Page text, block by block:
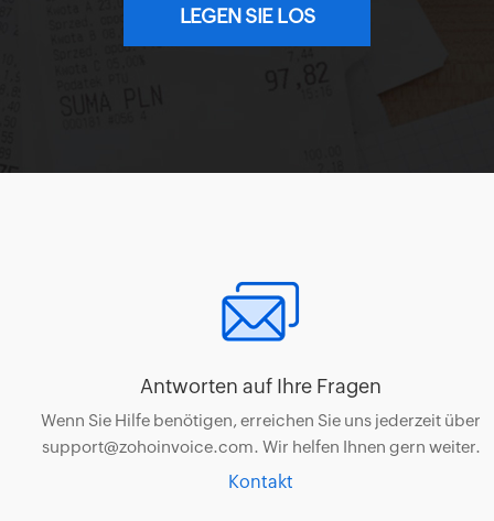
LEGEN SIE LOS
Antworten auf Ihre Fragen
Wenn Sie Hilfe benötigen, erreichen Sie uns jederzeit über
support@zohoinvoice.com. Wir helfen Ihnen gern weiter.
Kontakt